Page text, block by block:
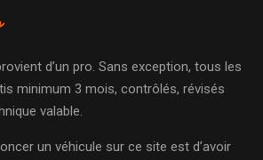
d’un pro. Sans exception, tous les
minimum 3 mois, contrôlés, révisés
valable.
un véhicule sur ce site est d’avoir